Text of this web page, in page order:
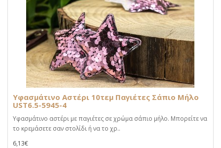
Υφασμάτινο Αστέρι 10τεμ Παγιέτες Σάπιο Μήλο
UST6.5-5945-4
Υφασμάτινο αστέρι με παγιέτες σε χρώμα σάπιο μήλο. Μπορείτε να
το κρεμάσετε σαν στολίδι ή να το χρ..
6,13€